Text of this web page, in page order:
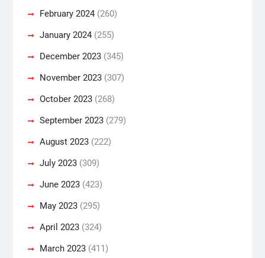
February 2024(260)
January 2024(255)
December 2023(345)
November 2023(307)
October 2023(268)
September 2023(279)
August 2023(222)
July 2023(309)
June 2023(423)
May 2023(295)
April 2023(324)
March 2023(411)